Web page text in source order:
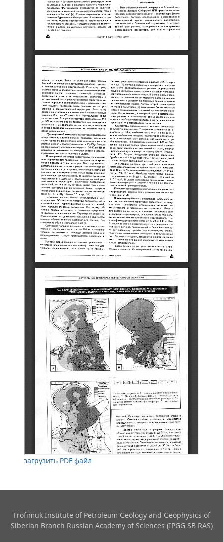
загрузить PDF файл
Trofimuk Institute of Petroleum Geology and Geophysics​ of
Siberian Branch Russian Academy of Sciences (IPGG SB RAS)